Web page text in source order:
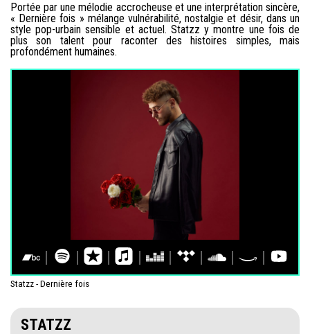
Portée par une mélodie accrocheuse et une interprétation sincère,
« Dernière fois » mélange vulnérabilité, nostalgie et désir, dans un
style pop-urbain sensible et actuel. Statzz y montre une fois de
plus son talent pour raconter des histoires simples, mais
profondément humaines.
Statzz - Dernière fois
STATZZ